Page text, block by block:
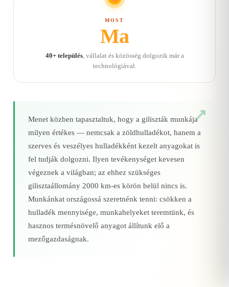
MOST
Ma
40+ település, vállalat és közösség dolgozik már a
technológiával.
Menet közben tapasztaltuk, hogy a giliszták munkája
milyen értékes — nemcsak a zöldhulladékot, hanem a
szerves és veszélyes hulladékként kezelt anyagokat is
fel tudják dolgozni. Ilyen tevékenységet kevesen
végeznek a világban; az ehhez szükséges
gilisztaállomány 2000 km‑es körön belül nincs is.
Munkánkat országossá szeretnénk tenni: csökken a
hulladék mennyisége, munkahelyeket teremtünk, és
hasznos termésnövelő anyagot állítunk elő a
mezőgazdaságnak.